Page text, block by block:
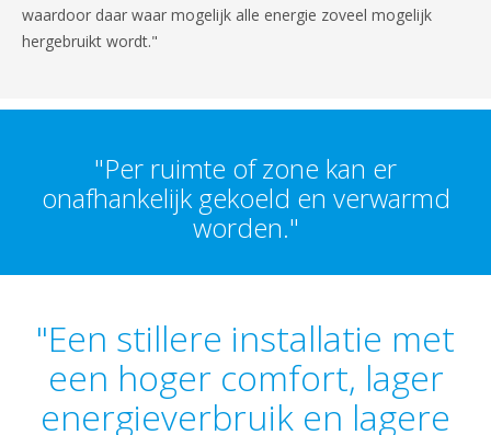
waardoor daar waar mogelijk alle energie zoveel mogelijk
hergebruikt wordt."
"Per ruimte of zone kan er
onafhankelijk gekoeld en verwarmd
worden."
"Een stillere installatie met
een hoger comfort, lager
energieverbruik en lagere